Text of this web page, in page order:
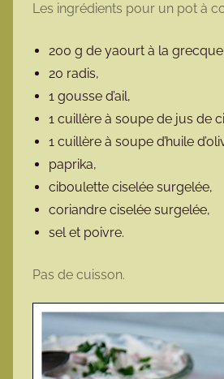
Les ingrédients pour un pot à
200 g de yaourt à la
20 radis,
1 gousse d’ail,
1 cuillère à soupe de jus de
1 cuillère à soupe d’huile
paprika,
ciboulette ciselée surgelée,
coriandre ciselée surgelée,
sel et poivre.
Pas de cuisson.